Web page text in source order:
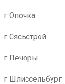
г Опочка
г Сясьстрой
г Печоры
г Шлиссельбург